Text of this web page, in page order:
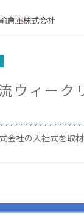
ウィーク
会社の入社式を取